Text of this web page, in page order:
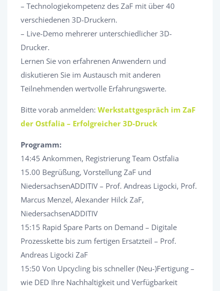
– Technologiekompetenz des ZaF mit über 40
verschiedenen 3D-Druckern.
– Live-Demo mehrerer unterschiedlicher 3D-
Drucker.
Lernen Sie von erfahrenen Anwendern und
diskutieren Sie im Austausch mit anderen
Teilnehmenden wertvolle Erfahrungswerte.
Bitte vorab anmelden: Werkstattgespräch im ZaF
der Ostfalia – Erfolgreicher 3D-Druck
Programm:
14:45 Ankommen, Registrierung Team Ostfalia
15.00 Begrüßung, Vorstellung ZaF und
NiedersachsenADDITIV – Prof. Andreas Ligocki, Prof.
Marcus Menzel, Alexander Hilck ZaF,
NiedersachsenADDITIV
15:15 Rapid Spare Parts on Demand – Digitale
Prozesskette bis zum fertigen Ersatzteil – Prof.
Andreas Ligocki ZaF
15:50 Von Upcycling bis schneller (Neu-)Fertigung –
wie DED Ihre Nachhaltigkeit und Verfügbarkeit